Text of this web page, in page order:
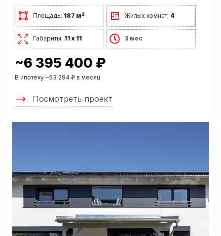
Площадь: 187 м2 Жилых комнат: 4
Габариты: 11 х 11 3 мес
~6 395 400 ₽
В ипотеку ~53 294 ₽ в месяц
Посмотреть проект